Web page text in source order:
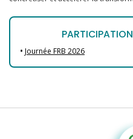
• Journée FRB 2026
Fondation pour la recherche sur la